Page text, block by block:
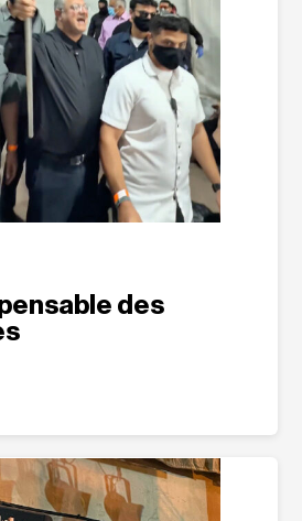
des